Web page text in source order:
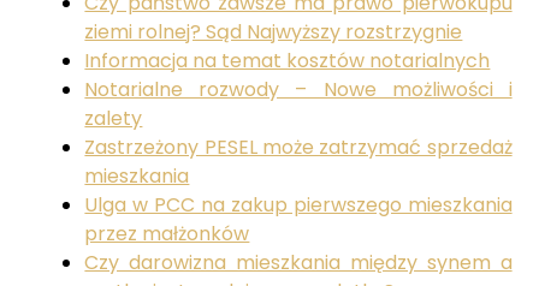
ziemi rolnej? Sąd Najwyższy rozstrzygnie
Informacja na temat kosztów notarialnych
Notarialne rozwody – Nowe możliwości i
zalety
Zastrzeżony PESEL może zatrzymać sprzedaż
mieszkania
Ulga w PCC na zakup pierwszego mieszkania
przez małżonków
Czy darowizna mieszkania między synem a